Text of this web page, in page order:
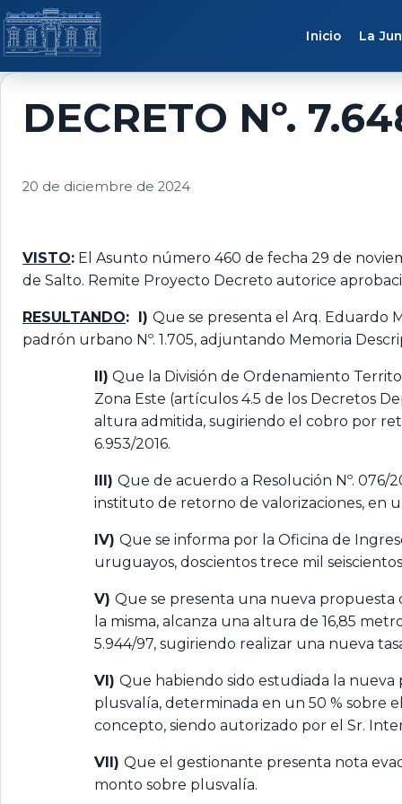
Saltar al contenido
Inicio La
DECRETO Nº.
20 de diciembre de 2024
VISTO: El Asunto número 460 de fecha 29 de
de Salto. Remite Proyecto Decreto autorice
RESULTANDO: I) Que se presenta el Arq. Eduardo
padrón urbano Nº. 1.705, adjuntando Memoria
II) Que la División de Ordenamiento
Zona Este (artículos 4.5 de los Decretos
altura admitida, sugiriendo el cobro por
6.953/2016.
III) Que de acuerdo a Resolución Nº.
instituto de retorno de valorizaciones, en
IV) Que se informa por la Oficina de
uruguayos, doscientos trece mil
V) Que se presenta una nueva
la misma, alcanza una altura de 16,85
5.944/97, sugiriendo realizar una nueva
VI) Que habiendo sido estudiada la
plusvalía, determinada en un 50 % sobre
concepto, siendo autorizado por el Sr.
VII) Que el gestionante presenta nota
monto sobre plusvalía.